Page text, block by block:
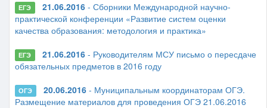
ЕГЭ 21.06.2016- Сборники Международной научно-
практической конференции «Развитие систем оценки
качества образования: методология и практика»
ЕГЭ 21.06.2016- Руководителям МСУ письмо о пересдаче
обязательных предметов в 2016 году
ОГЭ 20.06.2016- Муниципальным координаторам ОГЭ.
Размещение материалов для проведения ОГЭ 21.06.2016